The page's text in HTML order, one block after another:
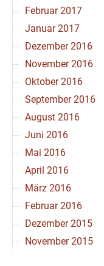
Februar 2017
Januar 2017
Dezember 2016
November 2016
Oktober 2016
September 2016
August 2016
Juni 2016
Mai 2016
April 2016
März 2016
Februar 2016
Dezember 2015
November 2015